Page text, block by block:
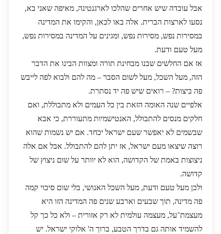
אבל עובדה שיש אחרים שהלכו לארגנטינה, מאיפה שאני בא,
נסעו לארצות הברית. אלה באו לכאן, והקימו את המדינה
במסירות נפש, מסירות נפש, ומגינים על המדינה במסירות נפש,
מעל טעם ודעת.
אז אם החלשים שבנו מבחינת תורה ומצוות הבינו את הדבר
הזה, מעל השכל, מעל לשום הסבר – מה להם ולבוא לפה לייבש
פה ביצות? – רואים שיש פה יד נסתרת.
אלפיים שנה האומה הזאת בין כל העמים ולא מתבוללת, ואם
חלקים מנסים להתבולל, האנטישמיות מתעוררת, כי אבא
שבשמים לא יאפשר שעם ישראל יכחד. אם יש נשמות שהוא
רוצה שיצאו מעם ישראל, אז יתן להם להתבולל. אבל אם אלה
ניצוצות באמת של הקדושה, הוא לא יוותר על שום ניצוץ של
קדושה.
ולכן מעל טעם ודעת, מעל השכל האנושי, בלי שום סיכוי קמה
פה מדינה, תוך שבעים וארבע שנים פה המדינה הזו היא
מעצמת־על, מעצמה עולמית לא רק אזורית – ולא כל כך קל
להשמיד אותה גם בדרך הטבע, ברוך ה' אלוקי ישראל. יש